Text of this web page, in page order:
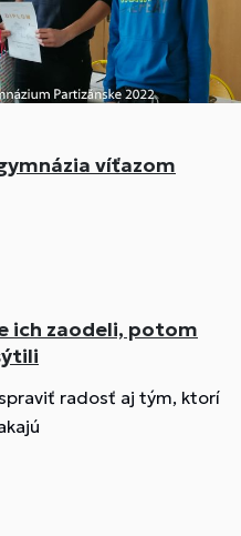
víťazom
ich zaodeli, potom
radosť aj tým, ktorí